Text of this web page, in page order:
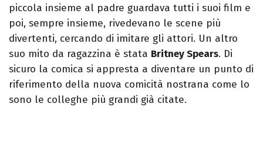
piccola insieme al padre guardava tutti i suoi film e
poi, sempre insieme, rivedevano le scene più
divertenti, cercando di imitare gli attori. Un altro
suo mito da ragazzina è stata Britney Spears. Di
sicuro la comica si appresta a diventare un punto di
riferimento della nuova comicità nostrana come lo
sono le colleghe più grandi già citate.